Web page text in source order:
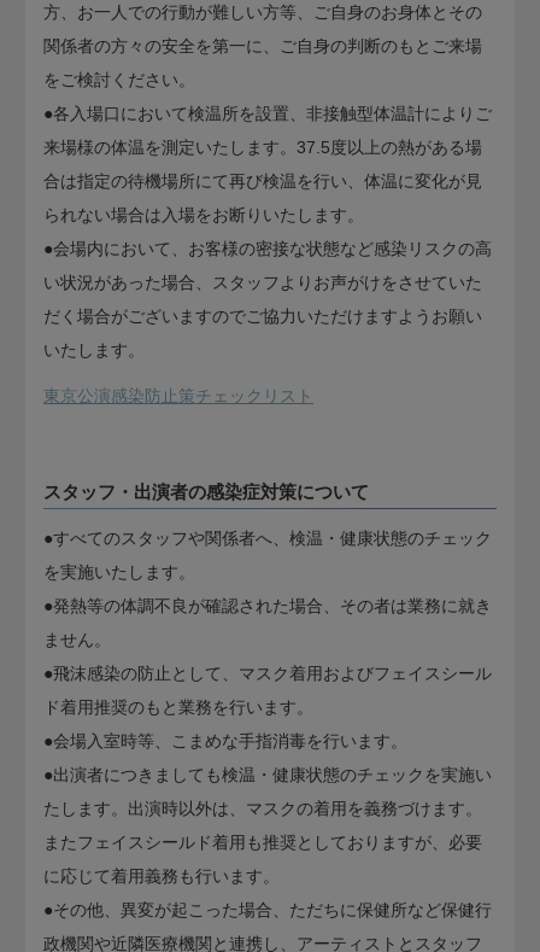
方、お一人での行動が難しい方等、ご自身のお身体とその
関係者の方々の安全を第一に、ご自身の判断のもとご来場
をご検討ください。
●各入場口において検温所を設置、非接触型体温計によりご
来場様の体温を測定いたします。37.5度以上の熱がある場
合は指定の待機場所にて再び検温を行い、体温に変化が見
られない場合は入場をお断りいたします。
●会場内において、お客様の密接な状態など感染リスクの高
い状況があった場合、スタッフよりお声がけをさせていた
だく場合がございますのでご協力いただけますようお願い
いたします。
東京公演感染防止策チェックリスト
スタッフ・出演者の感染症対策について
●すべてのスタッフや関係者へ、検温・健康状態のチェック
を実施いたします。
●発熱等の体調不良が確認された場合、その者は業務に就き
ません。
●飛沫感染の防止として、マスク着用およびフェイスシール
ド着用推奨のもと業務を行います。
●会場入室時等、こまめな手指消毒を行います。
●出演者につきましても検温・健康状態のチェックを実施い
たします。出演時以外は、マスクの着用を義務づけます。
またフェイスシールド着用も推奨としておりますが、必要
に応じて着用義務も行います。
●その他、異変が起こった場合、ただちに保健所など保健行
政機関や近隣医療機関と連携し、アーティストとスタッフ